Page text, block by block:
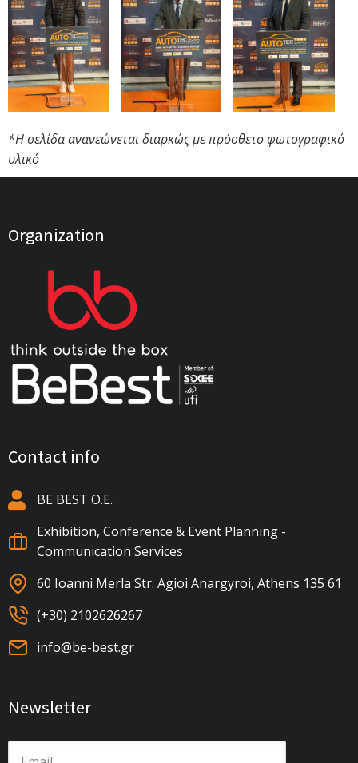
*Η σελίδα ανανεώνεται διαρκώς με πρόσθετο φωτογραφικό
υλικό
Organization
Contact info
BE BEST Ο.Ε.
Exhibition, Conference & Event Planning -
Communication Services
60 Ioanni Merla Str. Agioi Anargyroi, Athens 135 61
(+30) 2102626267
info@be-best.gr
Newsletter